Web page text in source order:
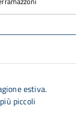
estiva.
piccoli